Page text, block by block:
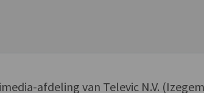
afdeling van Televic N.V.